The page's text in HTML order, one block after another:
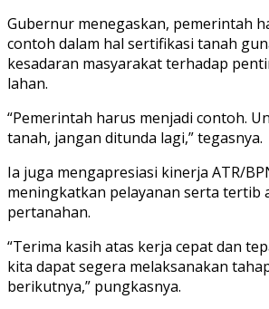
Gubernur menegaskan, pemerintah
contoh dalam hal sertifikasi tanah
kesadaran masyarakat terhadap
lahan.
“Pemerintah harus menjadi contoh.
tanah, jangan ditunda lagi,” tegasnya.
Ia juga mengapresiasi kinerja ATR/
meningkatkan pelayanan serta tertib
pertanahan.
“Terima kasih atas kerja cepat dan
kita dapat segera melaksanakan
berikutnya,” pungkasnya.